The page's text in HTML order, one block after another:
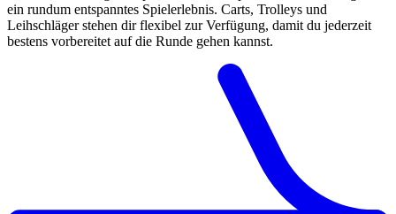
ein rundum entspanntes Spielerlebnis. Carts, Trolleys und
Leihschläger stehen dir flexibel zur Verfügung, damit du jederzeit
bestens vorbereitet auf die Runde gehen kannst.